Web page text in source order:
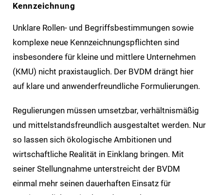
Kennzeichnung
Unklare Rollen- und Begriffsbestimmungen sowie
komplexe neue Kennzeichnungspflichten sind
insbesondere für kleine und mittlere Unternehmen
(KMU) nicht praxistauglich. Der BVDM drängt hier
auf klare und anwenderfreundliche Formulierungen.
Regulierungen müssen umsetzbar, verhältnismäßig
und mittelstandsfreundlich ausgestaltet werden. Nur
so lassen sich ökologische Ambitionen und
wirtschaftliche Realität in Einklang bringen. Mit
seiner Stellungnahme unterstreicht der BVDM
einmal mehr seinen dauerhaften Einsatz für